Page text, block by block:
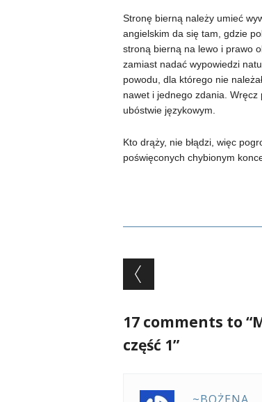
Stronę bierną należy umieć
angielskim da się tam, gdzie
stroną bierną na lewo i prawo
zamiast nadać wypowiedzi
powodu, dla którego nie
nawet i jednego zdania.
ubóstwie językowym.
Kto drąży, nie błądzi, więc
poświęconych chybionym
Post
17 comments to
część 1”